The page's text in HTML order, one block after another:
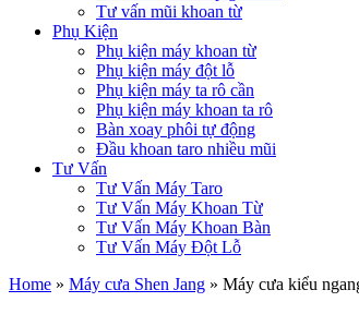
Tư vấn mũi khoan từ
Phụ Kiện
Phụ kiện máy khoan từ
Phụ kiện máy đột lỗ
Phụ kiện máy ta rô cần
Phụ kiện máy khoan ta rô
Bàn xoay phôi tự động
Đầu khoan taro nhiều mũi
Tư Vấn
Tư Vấn Máy Taro
Tư Vấn Máy Khoan Từ
Tư Vấn Máy Khoan Bàn
Tư Vấn Máy Đột Lỗ
Home » Máy cưa Shen Jang » Máy cưa kiểu